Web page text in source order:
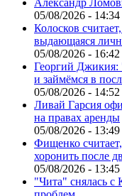
05/08/2026 - 14:34
Колосков
выдающаяся
05/08/2026 - 16:42
Георгий
и займёмся в
05/08/2026 - 14:52
Ливай Гарсия
на правах аренды
05/08/2026 - 13:49
Фищенко
хоронить после
05/08/2026 - 13:45
"Чита" снялась с